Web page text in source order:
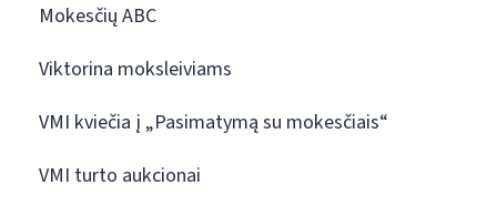
Mokesčių ABC
Viktorina moksleiviams
VMI kviečia į „Pasimatymą su mokesčiais“
VMI turto aukcionai